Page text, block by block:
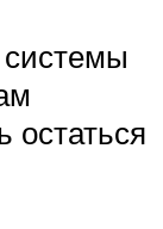
остаться